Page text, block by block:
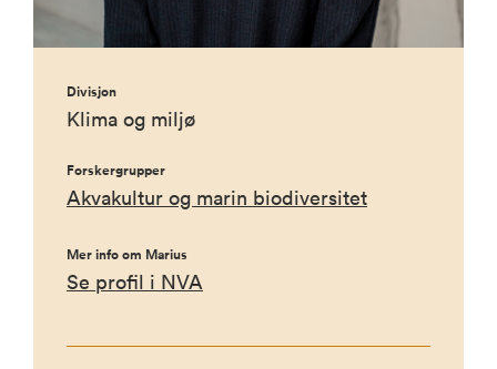
Divisjon
Klima og miljø
Forskergrupper
Akvakultur og marin biodiversitet
Mer info om Marius
Se profil i NVA